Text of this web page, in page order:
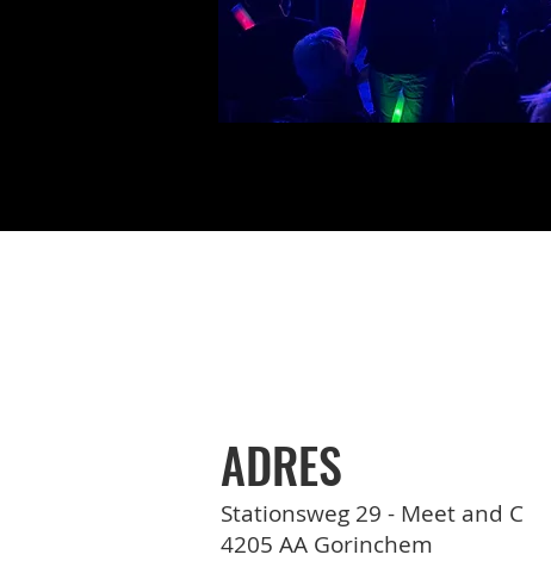
ADRES
Stationsweg 29 - Meet and C
4205 AA Gorinchem